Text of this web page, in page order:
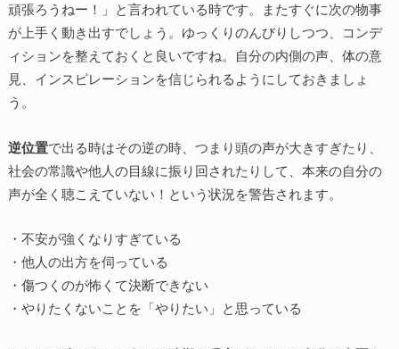
頑張ろうねー！」と言われている時です。またすぐに次の物事
が上手く動き出すでしょう。ゆっくりのんびりしつつ、コンデ
ィションを整えておくと良いですね。自分の内側の声、体の意
見、インスピレーションを信じられるようにしておきましょ
う。
逆位置で出る時はその逆の時、つまり頭の声が大きすぎたり、
社会の常識や他人の目線に振り回されたりして、本来の自分の
声が全く聴こえていない！という状況を警告されます。
・不安が強くなりすぎている
・他人の出方を伺っている
・傷つくのが怖くて決断できない
・やりたくないことを「やりたい」と思っている